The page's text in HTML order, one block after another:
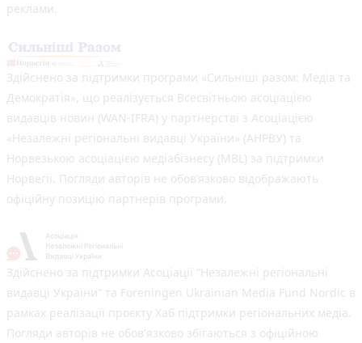
реклами.
Здійснено за підтримки програми «Сильніші разом: Медіа та
Демократія», що реалізується Всесвітньою асоціацією
видавців новин (WAN-IFRA) у партнерстві з Асоціацією
«Незалежні регіональні видавці України» (АНРВУ) та
Норвезькою асоціацією медіабізнесу (MBL) за підтримки
Норвегії. Погляди авторів не обов’язково відображають
офіційну позицію партнерів програми.
Здійснено за підтримки Асоціації “Незалежні регіональні
видавці України” та Foreningen Ukrainian Media Fund Nordic в
рамках реалізації проєкту Хаб підтримки регіональних медіа.
Погляди авторів не обов'язково збігаються з офіційною